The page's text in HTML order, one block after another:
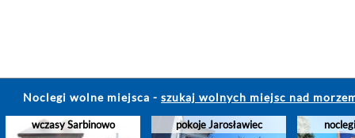
Noclegi wolne miejsca - szukaj wolnych miejsc nad
pokoje Jarosławiec
Azymut noclegi Grzybowo
Lovely Home In Grzybowo
With Wifi